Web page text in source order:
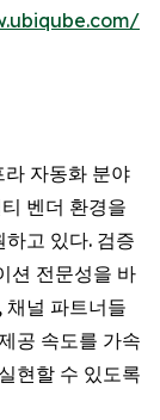
자동화 분야
벤더 환경을
고 있다. 검증
션 전문성을 바
채널 파트너들
공 속도를 가속
현할 수 있도록